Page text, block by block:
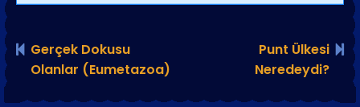
Gerçek Dokusu
Olanlar (Eumetazoa)
Punt Ülkesi
Neredeydi?